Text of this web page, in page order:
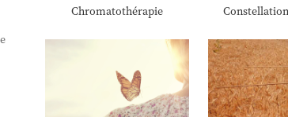
Chromatothérapie